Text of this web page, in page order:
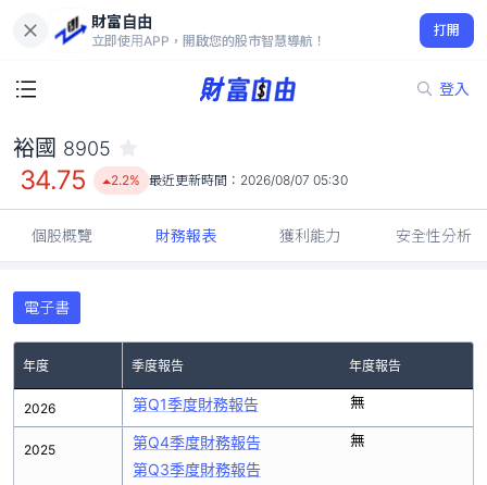
財富自由
立即使用APP，開啟您的股市智慧導航！
打開
登入
34.75
2.2%
裕國 8905
34.75 2.2% 最近更新時間： 2026/08/07 05:30
個股概覽 財務報表 獲利能力 安全性分析
電子書
年度 季度報告 年度報告
2026
2025
第Q1季度財務報告 無
第Q4季度財務報告
第Q3季度財務報告
無